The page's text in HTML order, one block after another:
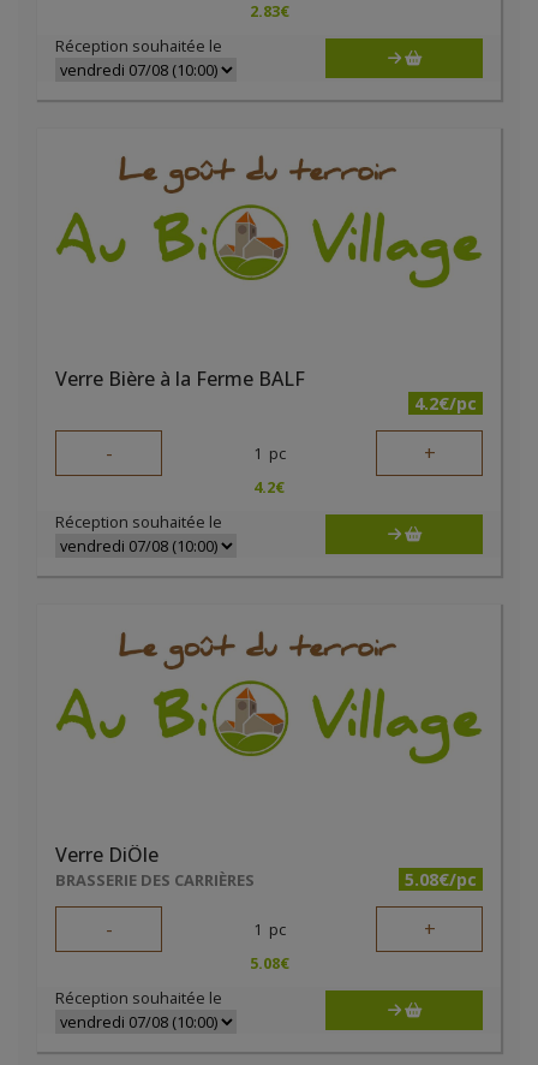
2.83€
Réception souhaitée le
Verre Bière à la Ferme BALF
4.2€/pc
- 1 pc +
4.2€
Réception souhaitée le
Verre DiÔle
BRASSERIE DES CARRIÈRES 5.08€/pc
- 1 pc +
5.08€
Réception souhaitée le